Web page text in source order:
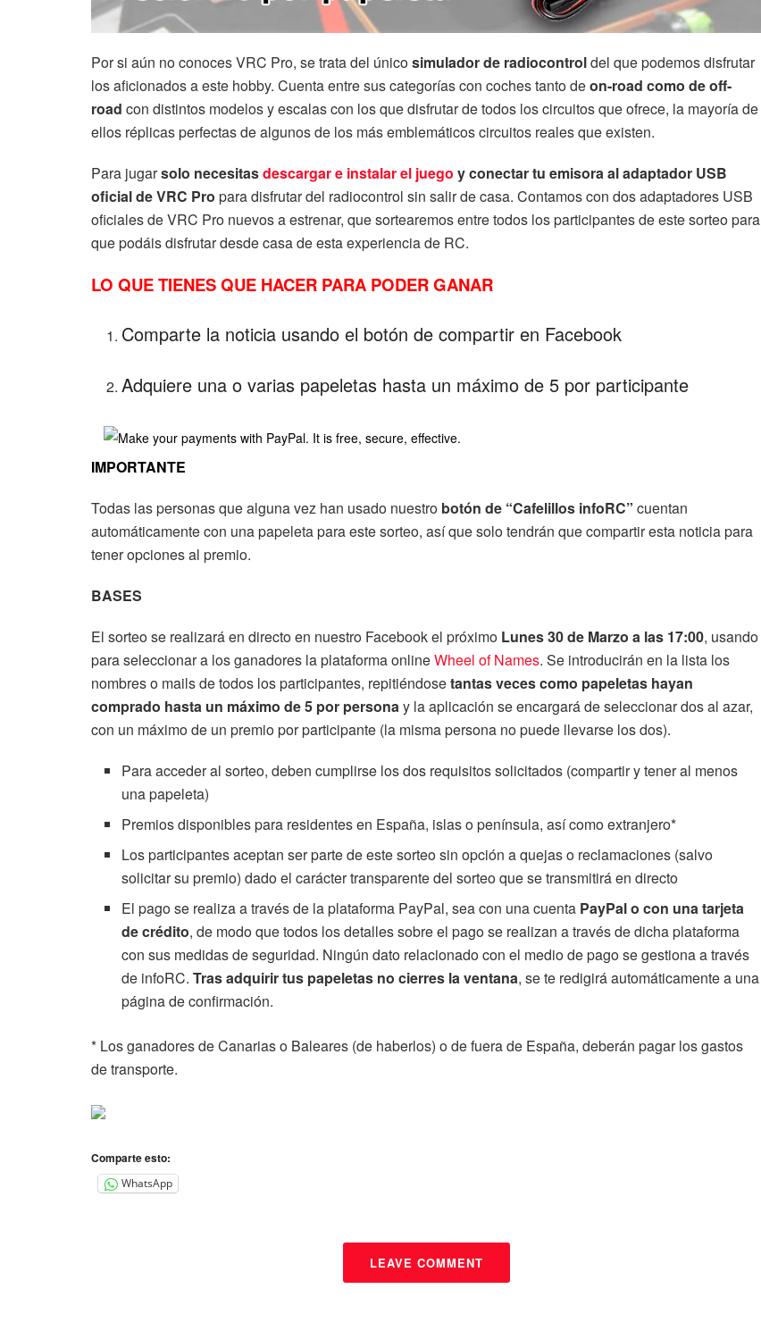
Por si aún no conoces VRC Pro, se trata del únicosimulador de radiocontroldel que podemos disfrutar
los aficionados a este hobby. Cuenta entre sus categorías con coches tanto deon-road como de off-
road con distintos modelos y escalas con los que disfrutar de todos los circuitos que ofrece, la mayoría de
ellos réplicas perfectas de algunos de los más emblemáticos circuitos reales que existen.
Para jugarsolo necesitasdescargar e instalar el juego y conectar tu emisora al adaptador USB
oficial de VRC Pro para disfrutar del radiocontrol sin salir de casa. Contamos con dos adaptadores USB
oficiales de VRC Pro nuevos a estrenar, que sortearemos entre todos los participantes de este sorteo para
que podáis disfrutar desde casa de esta experiencia de RC.
LO QUE TIENES QUE HACER PARA PODER GANAR
Comparte la noticia usando el botón de compartir en Facebook
Adquiere una o varias papeletas hasta un máximo de 5 por participante
IMPORTANTE
Todas las personas que alguna vez han usado nuestro botón de “Cafelillos infoRC” cuentan
automáticamente con una papeleta para este sorteo, así que solo tendrán que compartir esta noticia para
tener opciones al premio.
BASES
El sorteo se realizará en directo en nuestro Facebook el próximo Lunes 30 de Marzo a las 17:00, usando
para seleccionar a los ganadores la plataforma onlineWheel of Names. Se introducirán en la lista los
nombres o mails de todos los participantes, repitiéndosetantas veces como papeletas hayan
comprado hasta un máximo de 5 por personay la aplicación se encargará de seleccionar dos al azar,
con un máximo de un premio por participante (la misma persona no puede llevarse los dos).
Para acceder al sorteo, deben cumplirse los dos requisitos solicitados (compartir y tener al menos
una papeleta)
Premios disponibles para residentes en España, islas o península, así como extranjero*
Los participantes aceptan ser parte de este sorteo sin opción a quejas o reclamaciones (salvo
solicitar su premio) dado el carácter transparente del sorteo que se transmitirá en directo
El pago se realiza a través de la plataforma PayPal, sea con una cuenta PayPal o con una tarjeta
de crédito, de modo que todos los detalles sobre el pago se realizan a través de dicha plataforma
con sus medidas de seguridad. Ningún dato relacionado con el medio de pago se gestiona a través
de infoRC.Tras adquirir tus papeletas no cierres la ventana, se te redigirá automáticamente a una
página de confirmación.
* Los ganadores de Canarias o Baleares (de haberlos) o de fuera de España, deberán pagar los gastos
de transporte.
Comparte esto:
WhatsApp
LEAVE COMMENT